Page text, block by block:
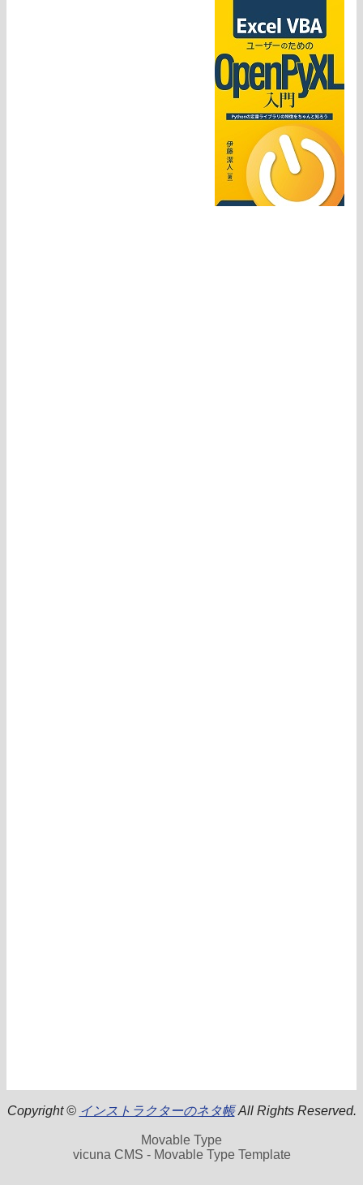
Copyright © インストラクターのネタ帳All Rights Reserved.
Movable Type
vicuna CMS - Movable Type Template